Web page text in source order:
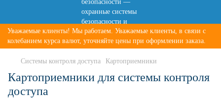
Уважаемые клиенты! Мы работаем. Уважаемые клиенты, в связи с
колебанием курса валют, уточняйте цены при оформлении заказа.
Системы контроля доступа Картоприемники
Картоприемники для системы контроля
доступа